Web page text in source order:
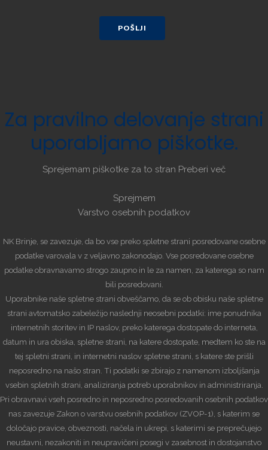
POŠLJI
Za pravilno delovanje strani
uporabljamo piškotke.
Sprejemam piškotke za to stran Preberi več
Sprejmem
Varstvo osebnih podatkov
NK Brinje, se zavezuje, da bo vse preko spletne strani posredovane osebne
podatke varovala v z veljavno zakonodajo. Vse posredovane osebne
podatke obravnavamo strogo zaupno in le za namen, za katerega so nam
bili posredovani.
Uporabnike naše spletne strani obveščamo, da se ob obisku naše spletne
strani avtomatsko zabeležijo naslednji neosebni podatki: ime ponudnika
internetnih storitev in IP naslov, preko katerega dostopate do interneta,
datum in ura obiska, spletne strani, na katere dostopate, medtem ko ste na
tej spletni strani, in internetni naslov spletne strani, s katere ste prišli
neposredno na našo stran. Ti podatki se zbirajo z namenom izboljšanja
vsebin spletnih strani, analiziranja potreb uporabnikov in administriranja.
Pri obravnavi vseh posredno in neposredno posredovanih osebnih podatkov
nas zavezuje Zakon o varstvu osebnih podatkov (ZVOP-1), s katerim se
določajo pravice, obveznosti, načela in ukrepi, s katerimi se preprečujejo
neustavni, nezakoniti in neupravičeni posegi v zasebnost in dostojanstvo